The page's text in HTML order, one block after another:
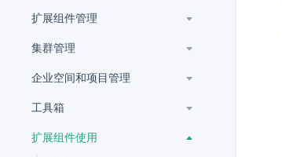
扩展组件管理
集群管理
企业空间和项目管理
工具箱
扩展组件使用